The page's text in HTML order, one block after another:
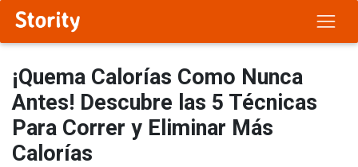
¡Quema Calorías Como Nunca
Antes! Descubre las 5 Técnicas
Para Correr y Eliminar Más
Calorías